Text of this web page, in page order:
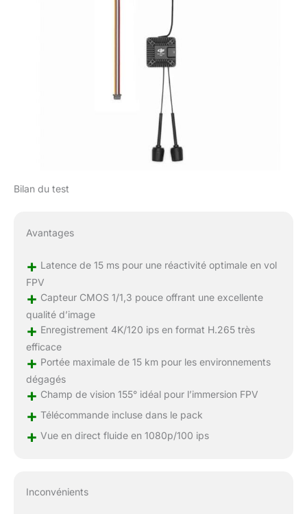
Bilan du test
Avantages
+ Latence de 15 ms pour une réactivité optimale en vol
FPV
+ Capteur CMOS 1/1,3 pouce offrant une excellente
qualité d’image
+ Enregistrement 4K/120 ips en format H.265 très
efficace
+ Portée maximale de 15 km pour les environnements
dégagés
+ Champ de vision 155° idéal pour l’immersion FPV
+ Télécommande incluse dans le pack
+ Vue en direct fluide en 1080p/100 ips
Inconvénients